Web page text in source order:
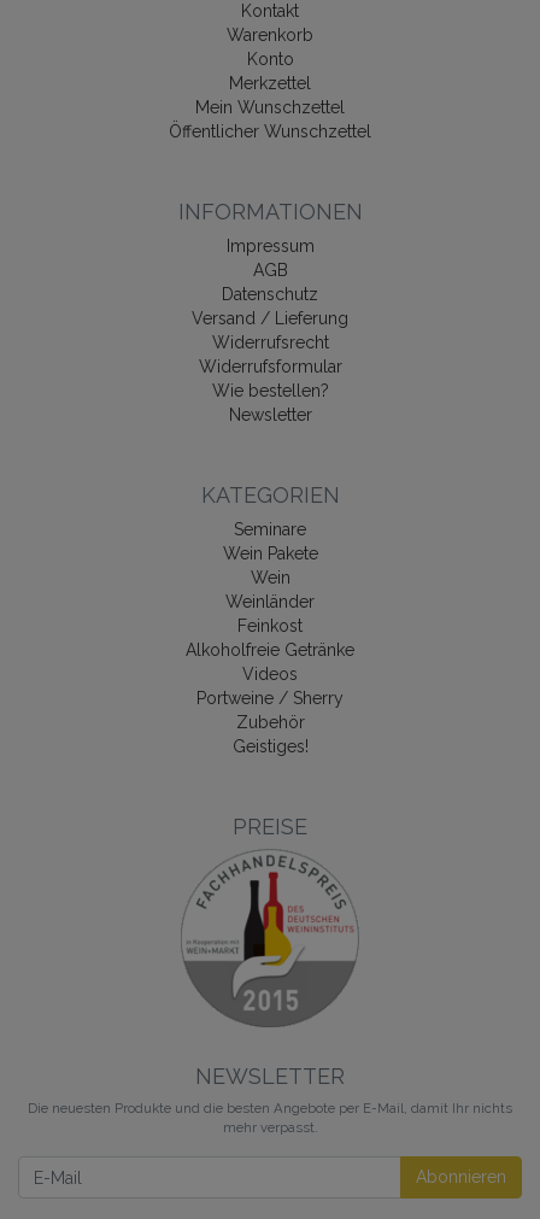
Kontakt
Warenkorb
Konto
Merkzettel
Mein Wunschzettel
Öffentlicher Wunschzettel
INFORMATIONEN
Impressum
AGB
Datenschutz
Versand / Lieferung
Widerrufsrecht
Widerrufsformular
Wie bestellen?
Newsletter
KATEGORIEN
Seminare
Wein Pakete
Wein
Weinländer
Feinkost
Alkoholfreie Getränke
Videos
Portweine / Sherry
Zubehör
Geistiges!
PREISE
NEWSLETTER
Die neuesten Produkte und die besten Angebote per E-Mail, damit Ihr nichts
mehr verpasst.
Abonnieren